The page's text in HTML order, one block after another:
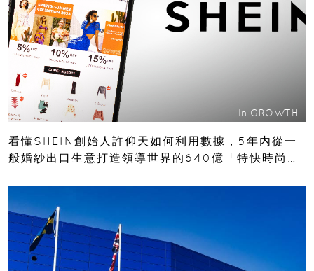
In GROWTH
看懂SHEIN創始人許仰天如何利用數據，5年内從一
般婚紗出口生意打造領導世界的640億「特快時尚」